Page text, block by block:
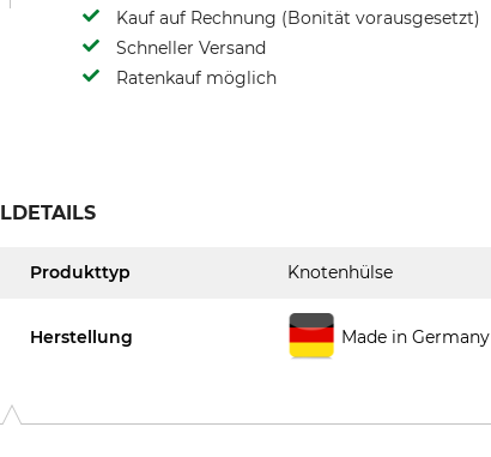
Kauf auf Rechnung (Bonität vorausgesetzt)
Schneller Versand
Ratenkauf möglich
Produkttyp Knotenhülse
Herstellung Made in Germany